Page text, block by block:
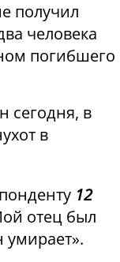
получил
человека
погибшего
в
12
отец был
умирает».